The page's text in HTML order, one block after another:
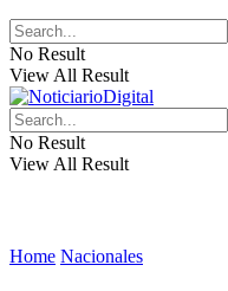
No Result
View All Result
No Result
View All Result
Home Nacionales